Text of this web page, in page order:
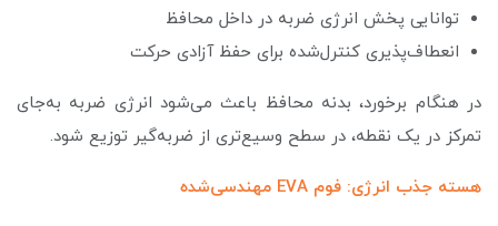
توانایی پخش انرژی ضربه در داخل محافظ
انعطاف‌پذیری کنترل‌شده برای حفظ آزادی حرکت
در هنگام برخورد، بدنه محافظ باعث می‌شود انرژی ضربه به‌جای
تمرکز در یک نقطه، در سطح وسیع‌تری از ضربه‌گیر توزیع شود.
هسته جذب انرژی: فوم EVA مهندسی‌شده